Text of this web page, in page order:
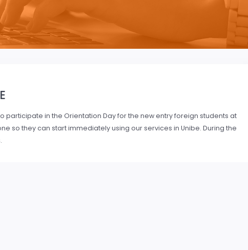
participate in the Orientation Day for the new entry foreign students at
so they can start immediately using our services in Unibe. During the